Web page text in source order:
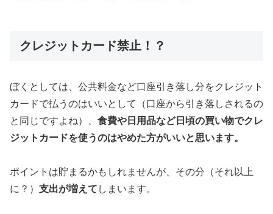
クレジットカード禁止！？
ぼくとしては、公共料金など口座引き落し分をクレジット
カードで払うのはいいとして（口座から引き落しされるの
と同じですよね）、 食費や日用品など日頃の買い物でクレ
ジットカードを使うのはやめた方がいいと思います。
ポイントは貯まるかもしれませんが、その分（それ以上
に？） 支出が増えて しまいます。